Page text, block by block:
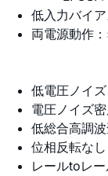
低入力バイ
両電源動作
低電圧ノイ
電圧ノイズ
低総合高調
位相反転なし
レールtoレー